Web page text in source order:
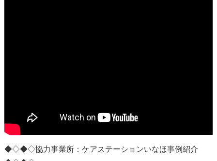
◆◇◆◇協力事業所： ケアステーションいなほ事例紹介